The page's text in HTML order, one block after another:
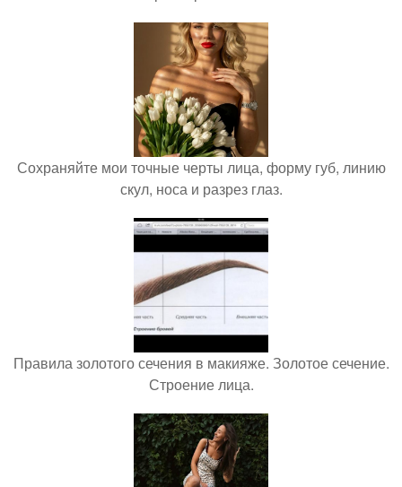
Сохраняйте мои точные черты лица, форму губ, линию
скул, носа и разрез глаз.
Правила золотого сечения в макияже. Золотое сечение.
Строение лица.